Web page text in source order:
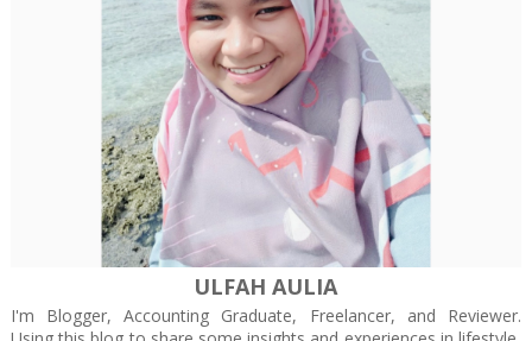
ULFAH AULIA
I'm Blogger, Accounting Graduate, Freelancer, and Reviewer.